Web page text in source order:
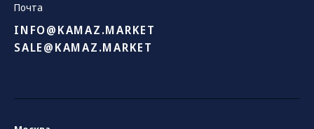
Почта
INFO@KAMAZ.MARKET
SALE@KAMAZ.MARKET